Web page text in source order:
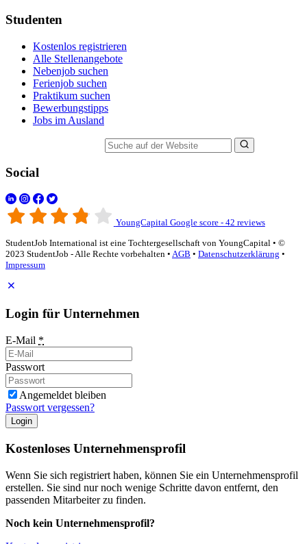
Studenten
Kostenlos registrieren
Alle Stellenangebote
Nebenjob suchen
Ferienjob suchen
Praktikum suchen
Bewerbungstipps
Jobs im Ausland
Social
YoungCapital Google score - 42 reviews
StudentJob International ist eine Tochtergesellschaft von YoungCapital • ©
2023 StudentJob - Alle Rechte vorbehalten • AGB • Datenschutzerklärung •
Impressum
Login für Unternehmen
E-Mail *
Passwort
Angemeldet bleiben
Passwort vergessen?
Login
Kostenloses Unternehmensprofil
Wenn Sie sich registriert haben, können Sie ein Unternehmensprofil
erstellen. Sie sind nur noch wenige Schritte davon entfernt, den
passenden Mitarbeiter zu finden.
Noch kein Unternehmensprofil?